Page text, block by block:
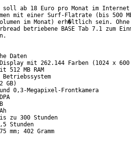
soll ab 18 Euro pro Monat im
mit einer Surf-Flatrate (bis 500
im Monat) erh�ltlich sein.
betriebene BASE Tab 7.1 zum
Daten
mit 262.144 Farben (1024 x
512 MB RAM
GB)
0,3-Megapixel-Frontkamera
zu 300 Stunden
Stunden
402 Gramm